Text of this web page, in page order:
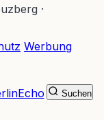
·
Werbung
Suchen